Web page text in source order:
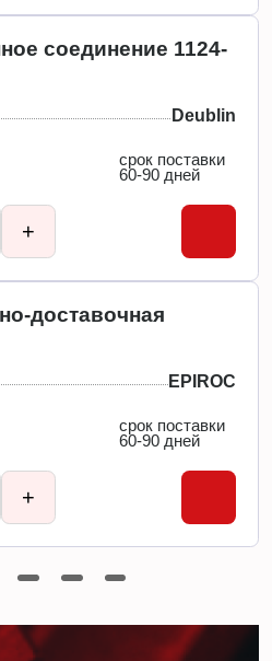
соединение 1124-
Deublin
срок поставки
60-90 дней
+
доставочная
EPIROC
срок поставки
60-90 дней
+